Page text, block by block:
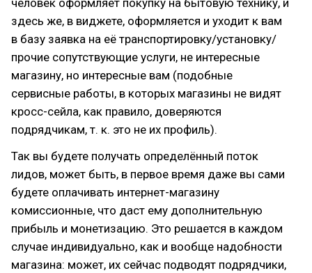
человек оформляет покупку на бытовую технику, и
здесь же, в виджете, оформляется и уходит к вам
в базу заявка на её транспортировку/установку/
прочие сопутствующие услуги, не интересные
магазину, но интересные вам (подобные
сервисные работы, в которых магазины не видят
кросс-сейла, как правило, доверяются
подрядчикам, т. к. это не их профиль).
Так вы будете получать определённый поток
лидов, может быть, в первое время даже вы сами
будете оплачивать интернет-магазину
комиссионные, что даст ему дополнительную
прибыль и монетизацию. Это решается в каждом
случае индивидуально, как и вообще надобности
магазина: может, их сейчас подводят подрядчики,